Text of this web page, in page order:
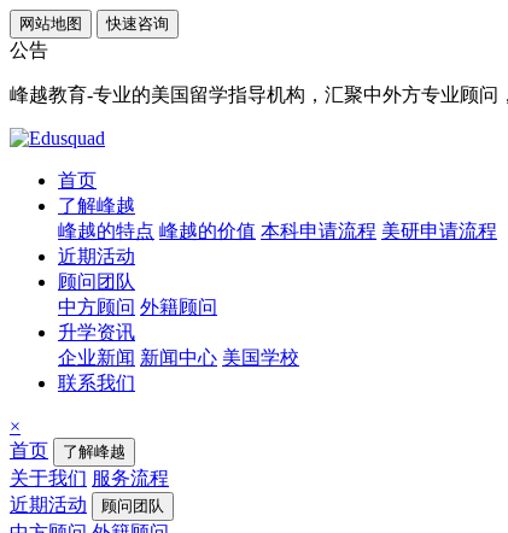
网站地图 快速咨询
公告
峰越教育-专业的美国留学指导机构，汇聚中外方专业顾
首页
了解峰越
峰越的特点 峰越的价值 本科申请流程 美研申请流程
近期活动
顾问团队
中方顾问 外籍顾问
升学资讯
企业新闻 新闻中心 美国学校
联系我们
×
首页
了解峰越
关于我们 服务流程
近期活动
顾问团队